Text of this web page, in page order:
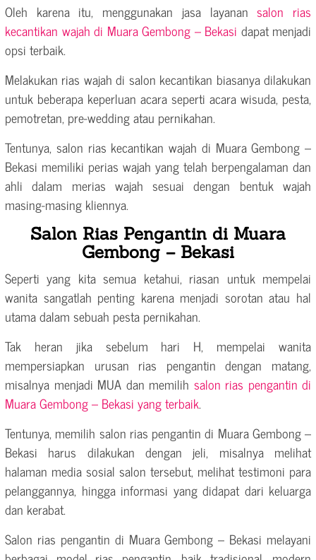
Oleh karena itu, menggunakan jasa layanan salon rias
kecantikan wajah di Muara Gembong – Bekasi dapat menjadi
opsi terbaik.
Melakukan rias wajah di salon kecantikan biasanya dilakukan
untuk beberapa keperluan acara seperti acara wisuda, pesta,
pemotretan, pre-wedding atau pernikahan.
Tentunya, salon rias kecantikan wajah di Muara Gembong –
Bekasi memiliki perias wajah yang telah berpengalaman dan
ahli dalam merias wajah sesuai dengan bentuk wajah
masing-masing kliennya.
Salon Rias Pengantin di Muara
Gembong – Bekasi
Seperti yang kita semua ketahui, riasan untuk mempelai
wanita sangatlah penting karena menjadi sorotan atau hal
utama dalam sebuah pesta pernikahan.
Tak heran jika sebelum hari H, mempelai wanita
mempersiapkan urusan rias pengantin dengan matang,
misalnya menjadi MUA dan memilih salon rias pengantin di
Muara Gembong – Bekasi yang terbaik.
Tentunya, memilih salon rias pengantin di Muara Gembong –
Bekasi harus dilakukan dengan jeli, misalnya melihat
halaman media sosial salon tersebut, melihat testimoni para
pelanggannya, hingga informasi yang didapat dari keluarga
dan kerabat.
Salon rias pengantin di Muara Gembong – Bekasi melayani